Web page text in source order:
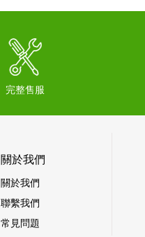
完整售服
關於我們
關於我們
聯繫我們
常見問題